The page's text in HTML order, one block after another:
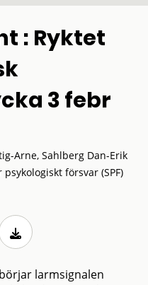
: Ryktet
3 febr
Arne, Sahlberg Dan-Erik
försvar (SPF)
larmsignalen